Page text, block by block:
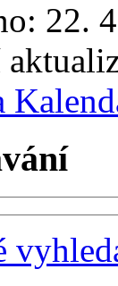
22.